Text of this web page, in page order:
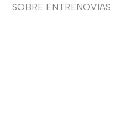
SOBRE ENTRENOVIAS